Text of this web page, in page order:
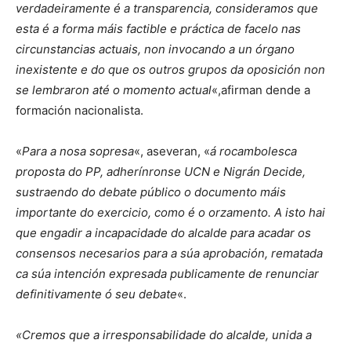
verdadeiramente é a transparencia, consideramos que
esta é a forma máis factible e práctica de facelo nas
circunstancias actuais, non invocando a un órgano
inexistente e do que os outros grupos da oposición non
se lembraron até o momento actual«,afirman dende a
formación nacionalista.
«Para a nosa sopresa«, aseveran, «á rocambolesca
proposta do PP, adherínronse UCN e Nigrán Decide,
sustraendo do debate público o documento máis
importante do exercicio, como é o orzamento. A isto hai
que engadir a incapacidade do alcalde para acadar os
consensos necesarios para a súa aprobación, rematada
ca súa intención expresada publicamente de renunciar
definitivamente ó seu debate«.
«Cremos que a irresponsabilidade do alcalde, unida a